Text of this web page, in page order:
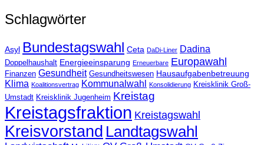
Schlagwörter
Asyl Bundestagswahl Ceta DaDi-Liner Dadina
Doppelhaushalt Energieeinsparung Erneuerbare Europawahl
Finanzen Gesundheit Gesundheitswesen Hausaufgabenbetreuung
Klima Koalitionsvertrag Kommunalwahl Konsolidierung Kreisklinik Groß-
Umstadt Kreisklinik Jugenheim Kreistag
Kreistagsfraktion Kreistagswahl
Kreisvorstand Landtagswahl